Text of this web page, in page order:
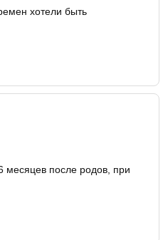
хотели быть
месяцев после родов, при